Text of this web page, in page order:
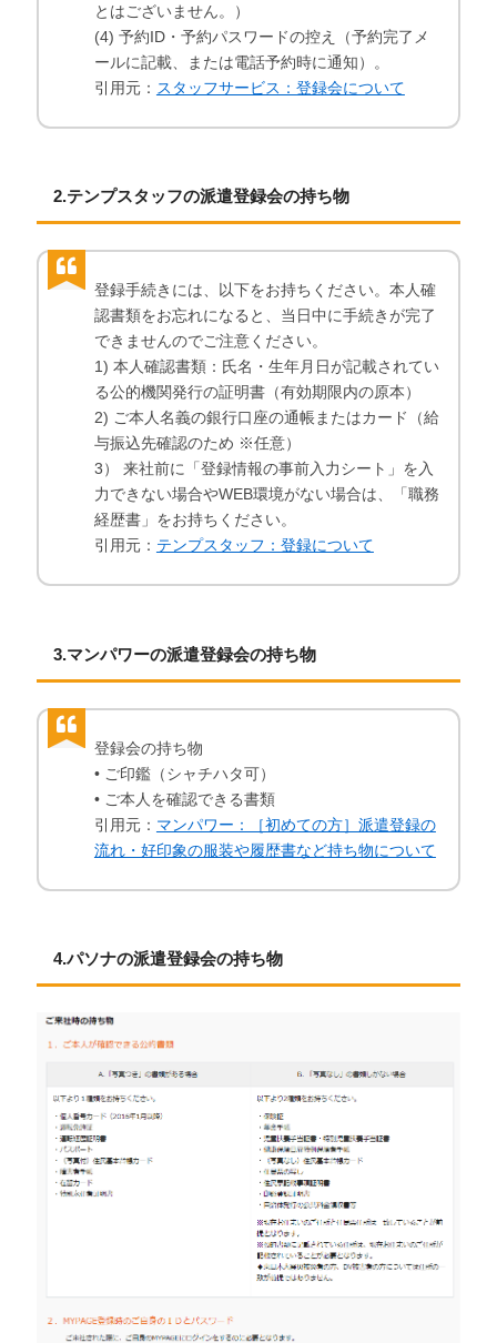
とはございません。）
(4) 予約ID・予約パスワードの控え（予約完了メ
ールに記載、または電話予約時に通知）。
引用元： スタッフサービス：登録会について
2.テンプスタッフの派遣登録会の持ち物
登録手続きには、以下をお持ちください。本人確
認書類をお忘れになると、当日中に手続きが完了
できませんのでご注意ください。
1) 本人確認書類：氏名・生年月日が記載されてい
る公的機関発行の証明書（有効期限内の原本）
2) ご本人名義の銀行口座の通帳またはカード（給
与振込先確認のため ※任意）
3） 来社前に「登録情報の事前入力シート」を入
力できない場合やWEB環境がない場合は、「職務
経歴書」をお持ちください。
引用元： テンプスタッフ：登録について
3.マンパワーの派遣登録会の持ち物
登録会の持ち物
• ご印鑑（シャチハタ可）
• ご本人を確認できる書類
引用元： マンパワー：［初めての方］派遣登録の
流れ・好印象の服装や履歴書など持ち物について
4.パソナの派遣登録会の持ち物